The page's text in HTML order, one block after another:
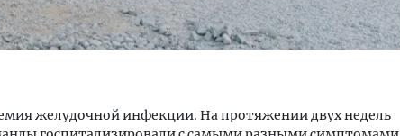
желудочной инфекции. На протяжении двух недель